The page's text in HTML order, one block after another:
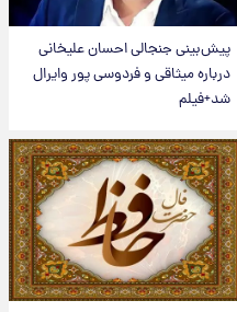
پیش‌بینی جنجالی احسان علیخانی
درباره میثاقی و فردوسی پور وایرال
شد+فیلم